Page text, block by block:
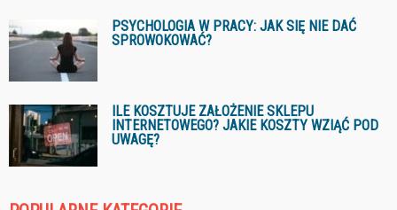
PSYCHOLOGIA W PRACY: JAK SIĘ NIE DAĆ
SPROWOKOWAĆ?
ILE KOSZTUJE ZAŁOŻENIE SKLEPU
INTERNETOWEGO? JAKIE KOSZTY WZIĄĆ POD
UWAGĘ?